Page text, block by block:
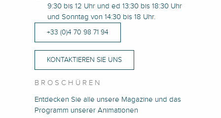
9:30 bis 12 Uhr und ed 13:30 bis 18:30 Uhr
und Sonntag von 14:30 bis 18 Uhr.
+33 (0)4 70 98 71 94
KONTAKTIEREN SIE UNS
BROSCHÜREN
Entdecken Sie alle unsere Magazine und das
Programm unserer Animationen